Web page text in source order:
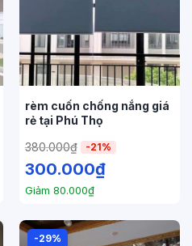
rèm cuốn chống nắng giá
rẻ tại Phú Thọ
380.000₫ -21%
300.000₫
Giảm 80.000₫
-29%